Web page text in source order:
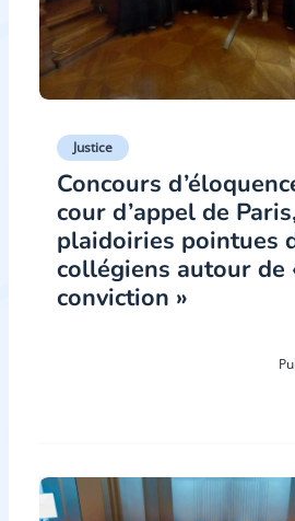
Justice
Concours
cour d’appel de
plaidoiries pointues
collégiens autour de
conviction »